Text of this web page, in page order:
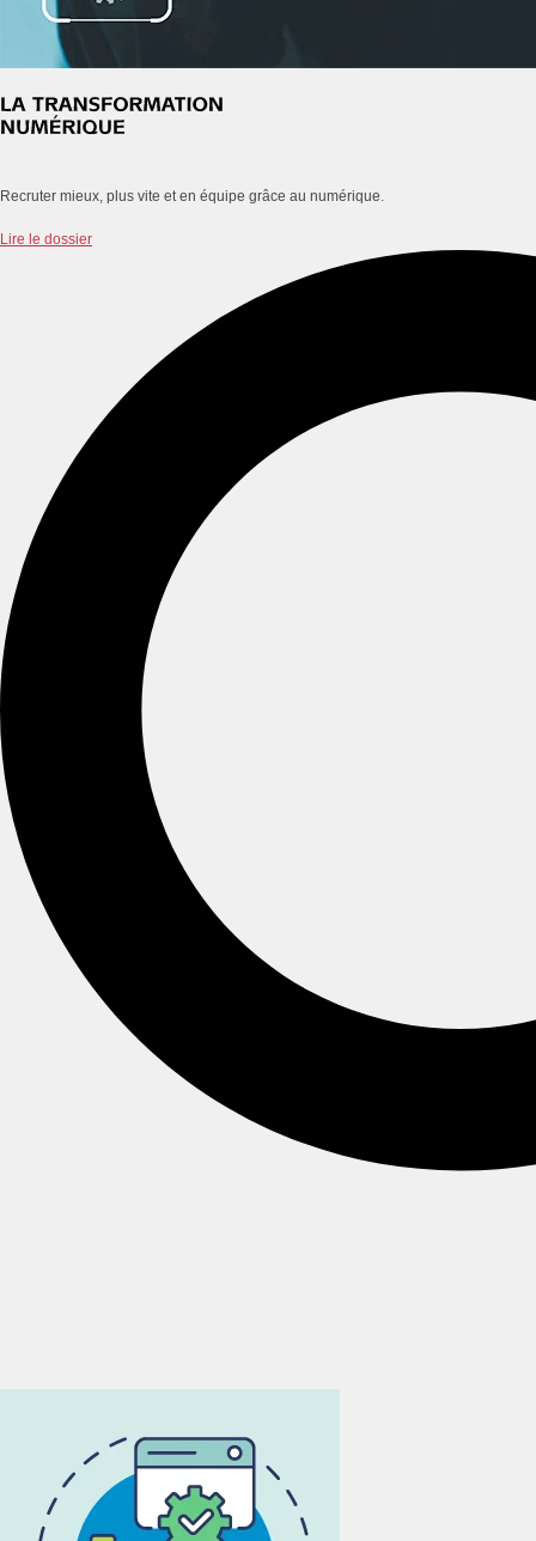
Recruter mieux, plus vite et en équipe grâce au numérique.
Lire le dossier